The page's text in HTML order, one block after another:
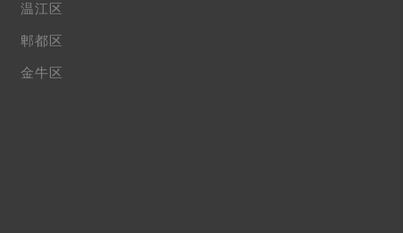
温江区
郫都区
金牛区